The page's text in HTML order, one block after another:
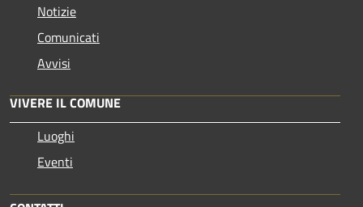
Notizie
Comunicati
Avvisi
VIVERE IL COMUNE
Luoghi
Eventi